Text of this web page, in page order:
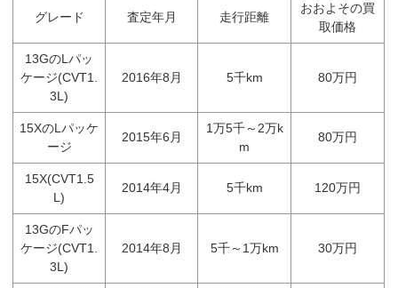
グレード 査定年月 走行距離
おおよその買
取価格
13GのLパッ
ケージ(CVT1.
3L)
2016年8月 5千km 80万円
15XのLパッケ
ージ
2015年6月
1万5千～2万k
m
80万円
15X(CVT1.5
L)
2014年4月 5千km 120万円
13GのFパッ
ケージ(CVT1.
3L)
2014年8月 5千～1万km 30万円